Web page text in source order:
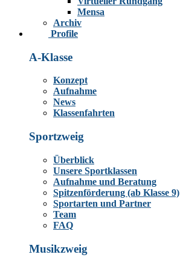
Mensa
Archiv
Profile
A-Klasse
Konzept
Aufnahme
News
Klassenfahrten
Sportzweig
Überblick
Unsere Sportklassen
Aufnahme und Beratung
Spitzenförderung (ab Klasse 9)
Sportarten und Partner
Team
FAQ
Musikzweig